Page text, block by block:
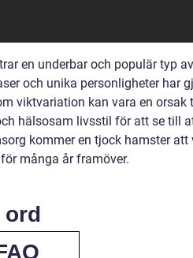
en underbar och populär typ av
och unika personligheter har
viktvariation kan vara en orsak
hälsosam livsstil för att se till
kommer en tjock hamster att
många år framöver.
ord